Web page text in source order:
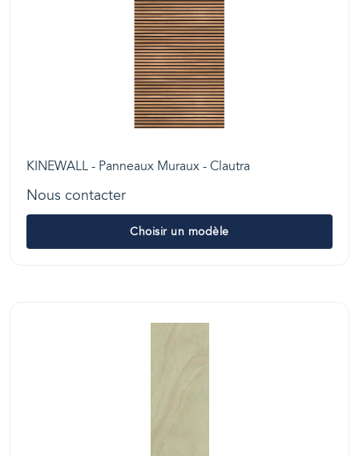
KINEWALL - Panneaux Muraux - Clautra
Nous contacter
Choisir un modèle